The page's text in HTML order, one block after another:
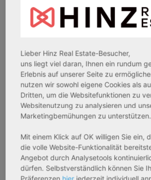
Objekteigenschaft:
Bestandsobjekt
Gesamtfläche:
Gesamtpreis:
233.556,67 € - 349.016,67 €
AfA Degressive 5,00 % Sofortmiete
Lieber Hinz Real Estate-Besucher,
uns liegt viel daran, Ihnen ein rundum
Erlebnis auf unserer Seite zu
nutzen wir sowohl eigene Cookies als
Dritten, um die Websitefunktionen zu
Websitenutzung zu analysieren und
Marketingbemühungen zu unterstützen.
Mit einem Klick auf OK willigen Sie ein,
die volle Website-Funktionalität
Angebot durch Analysetools
dürfen. Selbstverständlich können Sie